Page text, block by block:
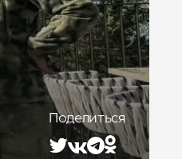
Поделиться